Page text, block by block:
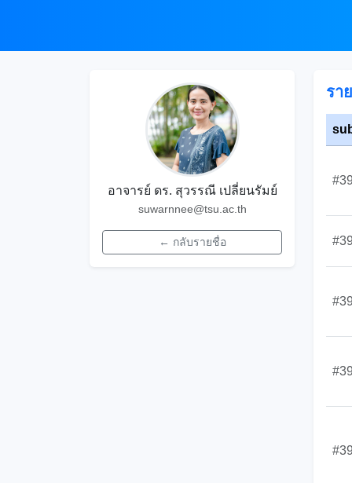
อาจารย์ ดร. สุวรรณี เปลี่ยนรัมย์
suwarnnee@tsu.ac.th
← กลับรายชื่อ
รา